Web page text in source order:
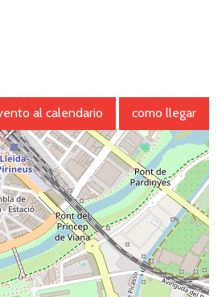
al calendario como llegar